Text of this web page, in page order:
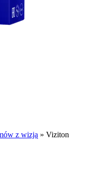
z wizją » Viziton